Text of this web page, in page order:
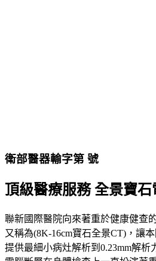
衛部醫器輸字第 號
頂級醫療服務 全景寶
聯新國際醫院向來著重於健康健查
又稱為(8K-16cm寶石全景CT)，讓
提供最細小病灶解析到0.23mm解